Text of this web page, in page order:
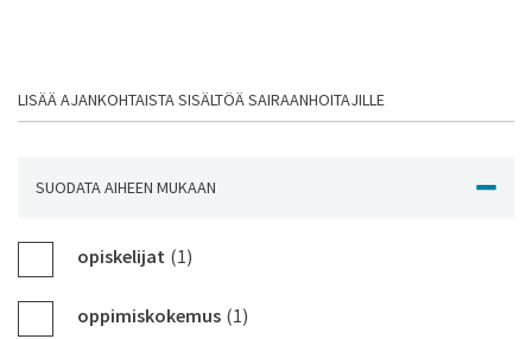
LISÄÄ AJANKOHTAISTA SISÄLTÖÄ SAIRAANHOITAJILLE
opiskelijat (1)
oppimiskokemus (1)
SUODATA AIHEEN MUKAAN NÄYTÄ